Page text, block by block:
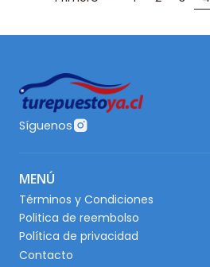
Síguenos
MENÚ
Términos y Condiciones
Politica de reembolso
Política de privacidad
Contacto